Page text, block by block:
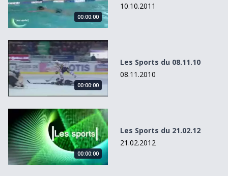
00:00:00
10.10.2011
Les Sports du 08.11.10
00:00:00
Les Sports du 08.11.10
08.11.2010
Les Sports du 21.02.12
00:00:00
Les Sports du 21.02.12
21.02.2012